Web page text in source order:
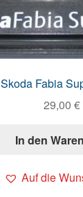
Skoda Fabia
29,00 €
In den
Auf die